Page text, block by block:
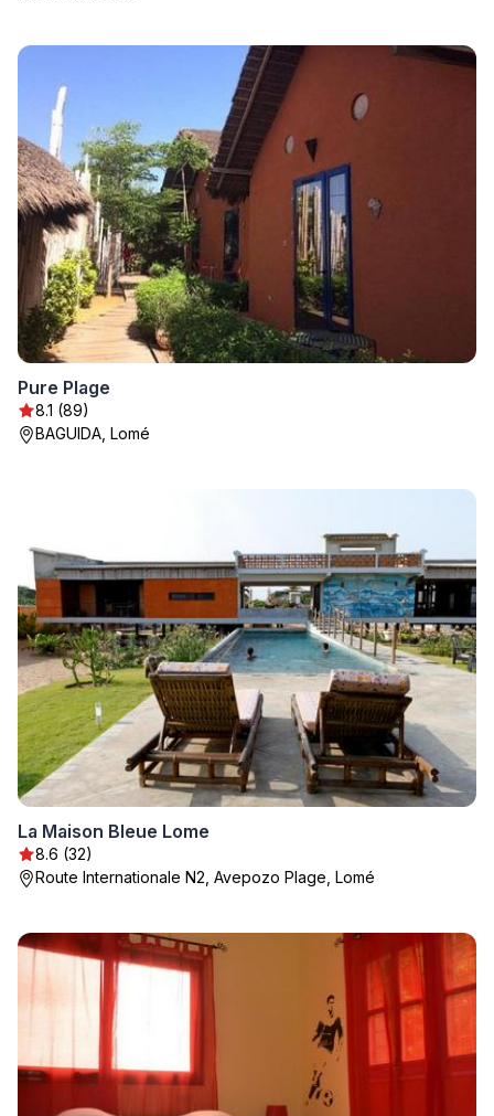
Pure Plage
8.1 (89)
BAGUIDA, Lomé
La Maison Bleue Lome
8.6 (32)
Route Internationale N2, Avepozo Plage, Lomé